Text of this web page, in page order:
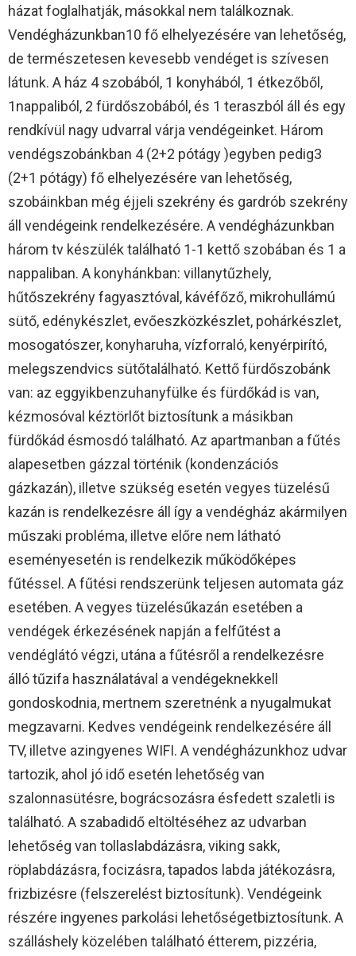
házat foglalhatják, másokkal nem találkoznak.
Vendégházunkban10 fő elhelyezésére van lehetőség,
de természetesen kevesebb vendéget is szívesen
látunk. A ház 4 szobából, 1 konyhából, 1 étkezőből,
1nappaliból, 2 fürdőszobából, és 1 teraszból áll és egy
rendkívül nagy udvarral várja vendégeinket. Három
vendégszobánkban 4 (2+2 pótágy )egyben pedig3
(2+1 pótágy) fő elhelyezésére van lehetőség,
szobáinkban még éjjeli szekrény és gardrób szekrény
áll vendégeink rendelkezésére. A vendégházunkban
három tv készülék található 1-1 kettő szobában és 1 a
nappaliban. A konyhánkban: villanytűzhely,
hűtőszekrény fagyasztóval, kávéfőző, mikrohullámú
sütő, edénykészlet, evőeszközkészlet, pohárkészlet,
mosogatószer, konyharuha, vízforraló, kenyérpirító,
melegszendvics sütőtalálható. Kettő fürdőszobánk
van: az eggyikbenzuhanyfülke és fürdőkád is van,
kézmosóval kéztörlőt biztosítunk a másikban
fürdőkád ésmosdó található. Az apartmanban a fűtés
alapesetben gázzal történik (kondenzációs
gázkazán), illetve szükség esetén vegyes tüzelésű
kazán is rendelkezésre áll így a vendégház akármilyen
műszaki probléma, illetve előre nem látható
eseményesetén is rendelkezik működőképes
fűtéssel. A fűtési rendszerünk teljesen automata gáz
esetében. A vegyes tüzelésűkazán esetében a
vendégek érkezésének napján a felfűtést a
vendéglátó végzi, utána a fűtésről a rendelkezésre
álló tűzifa használatával a vendégeknekkell
gondoskodnia, mertnem szeretnénk a nyugalmukat
megzavarni. Kedves vendégeink rendelkezésére áll
TV, illetve azingyenes WIFI. A vendégházunkhoz udvar
tartozik, ahol jó idő esetén lehetőség van
szalonnasütésre, bográcsozásra ésfedett szaletli is
található. A szabadidő eltöltéséhez az udvarban
lehetőség van tollaslabdázásra, viking sakk,
röplabdázásra, focizásra, tapados labda játékozásra,
frizbizésre (felszerelést biztosítunk). Vendégeink
részére ingyenes parkolási lehetőségetbiztosítunk. A
szálláshely közelében található étterem, pizzéria,